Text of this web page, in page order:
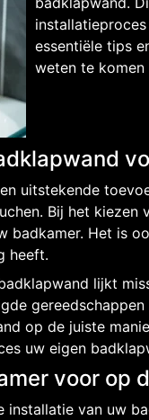
essentiële tips
weten te komen
uitstekende
Bij het
badkamer. Het is
heeft.
lijkt
op de juiste
uw eigen
voor op
installatie van uw